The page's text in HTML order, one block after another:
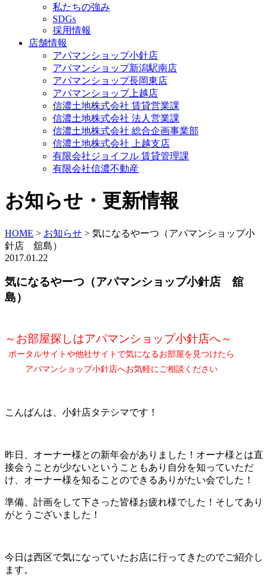
私たちの強み
SDGs
採用情報
店舗情報
アパマンショップ小針店
アパマンショップ新潟駅南店
アパマンショップ長岡東店
アパマンショップ上越店
信濃土地株式会社 賃貸営業課
信濃土地株式会社 法人営業課
信濃土地株式会社 総合企画事業部
信濃土地株式会社 上越支店
有限会社ジョイフル 賃貸管理課
有限会社信濃不動産
お知らせ・更新情報
HOME > お知らせ > 気になるやーつ（アパマンショップ小
針店 舘島）
2017.01.22
気になるやーつ（アパマンショップ小針店 舘
島）
～お部屋探しはアパマンショップ小針店へ～
ポータルサイトや他社サイトで気になるお部屋を見つけたら
アパマンショップ小針店へお気軽にご相談ください
こんばんは、小針店タテシマです！
昨日、オーナー様との新年会がありました！オーナ様とは直
接会うことが少ないということもあり自分を知っていただ
け、オーナー様を知ることのできるありがたい会でした！
準備、計画をして下さった皆様お疲れ様でした！そしてあり
がとうございました！
今日は西区で気になっていたお店に行ってきたのでご紹介し
ます。